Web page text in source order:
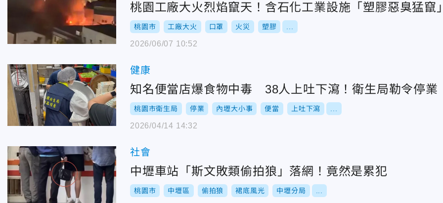
桃園工廠大火烈焰竄天！含石化工業設施「塑膠惡臭猛竄
桃園市 工廠大火 口罩 火災 塑膠
2026/06/07 10:52
健康
知名便當店爆食物中毒 38人上吐下瀉！衛生局勒令停業
桃園市衛生局 停業 內壢大小事 便當 上吐下瀉
2026/04/14 14:32
社會
中壢車站「斯文敗類偷拍狼」落網！竟然是累犯
桃園市 中壢區 偷拍狼 裙底風光 中壢分局